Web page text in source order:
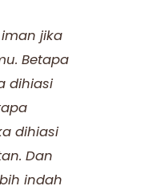
jika
Betapa
dihiasi
dihiasi
Dan
indah